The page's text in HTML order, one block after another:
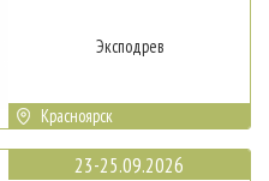
Эксподрев
Красноярск
23-25.09.2026